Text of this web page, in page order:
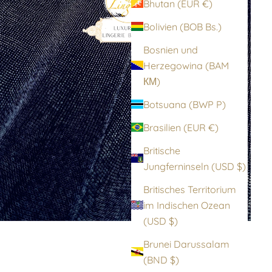
Bhutan (EUR €)
Bolivien (BOB Bs.)
Bosnien und
Herzegowina (BAM
КМ)
Botsuana (BWP P)
Brasilien (EUR €)
Britische
Jungferninseln (USD $)
Britisches Territorium
im Indischen Ozean
(USD $)
Brunei Darussalam
(BND $)